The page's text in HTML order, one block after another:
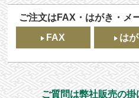
ご注文はFAX・はがき・メ
FAX
は
ご質問は弊社販売の